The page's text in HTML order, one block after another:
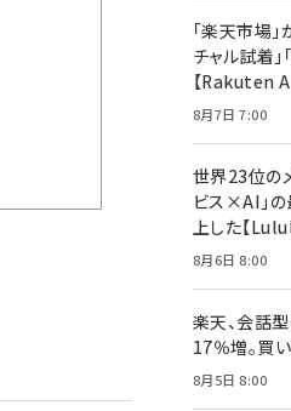
「楽天市場
チャル試着
【Rakuten
8月7日 7:00
世界23位の
ビス×AI」
上した【
8月6日 8:00
楽天、会話
17％増。買
8月5日 8:00